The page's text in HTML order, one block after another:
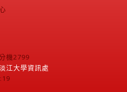
機2799
江大學資訊處